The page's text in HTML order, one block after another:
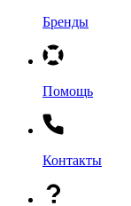
Бренды
Помощь
Контакты